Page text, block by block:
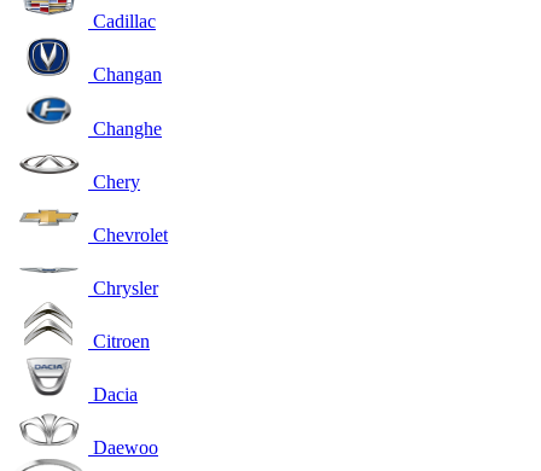
Cadillac
Changan
Changhe
Chery
Chevrolet
Chrysler
Citroen
Dacia
Daewoo